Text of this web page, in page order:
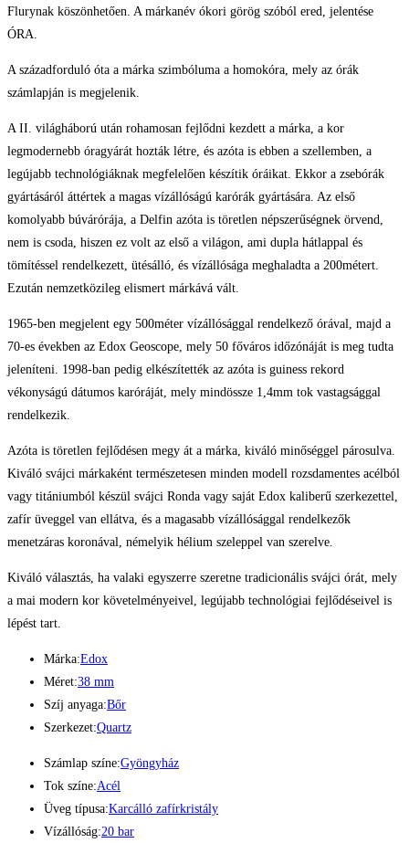
Flurynak köszönhetően. A márkanév ókori görög szóból ered, jelentése
ÓRA.
A századforduló óta a márka szimbóluma a homokóra, mely az órák
számlapján is megjelenik.
A II. világháború után rohamosan fejlődni kezdett a márka, a kor
legmodernebb óragyárát hozták létre, és azóta is ebben a szellemben, a
legújabb technológiáknak megfelelően készítik óráikat. Ekkor a zsebórák
gyártásáról áttértek a magas vízállóságú karórák gyártására. Az első
komolyabb búvárórája, a Delfin azóta is töretlen népszerűségnek örvend,
nem is csoda, hiszen ez volt az első a világon, ami dupla hátlappal és
tömítéssel rendelkezett, ütésálló, és vízállósága meghaladta a 200métert.
Ezután nemzetközileg elismert márkává vált.
1965-ben megjelent egy 500méter vízállósággal rendelkező órával, majd a
70-es években az Edox Geoscope, mely 50 főváros időzónáját is meg tudta
jeleníteni. 1998-ban pedig elkészítették az azóta is guiness rekord
vékonyságú dátumos karóráját, mely mindössze 1,4mm tok vastagsággal
rendelkezik.
Azóta is töretlen fejlődésen megy át a márka, kiváló minőséggel párosulva.
Kiváló svájci márkaként természetesen minden modell rozsdamentes acélból
vagy titániumból készül svájci Ronda vagy saját Edox kaliberű szerkezettel,
zafír üveggel van ellátva, és a magasabb vízállósággal rendelkezők
menetzáras koronával, némelyik hélium szeleppel van szerelve.
Kiváló választás, ha valaki egyszerre szeretne tradicionális svájci órát, mely
a mai modern kor követelményeivel, legújabb technológiai fejlődéseivel is
lépést tart.
Márka:Edox
Méret:38 mm
Szíj anyaga:Bőr
Szerkezet:Quartz
Számlap színe:Gyöngyház
Tok színe:Acél
Üveg típusa:Karcálló zafírkristály
Vízállóság:20 bar